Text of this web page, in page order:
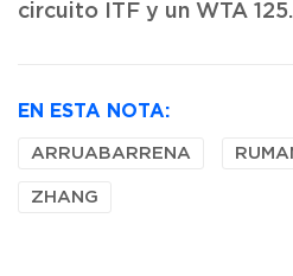
circuito ITF y un WTA 125.
EN ESTA NOTA:
ARRUABARRENA
ZHANG